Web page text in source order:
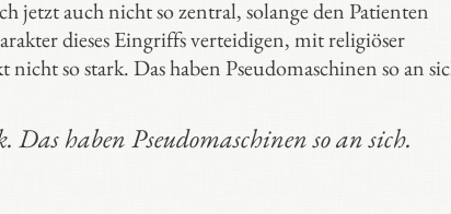
jetzt auch nicht so zentral, solange den Patienten
dieses Eingriffs verteidigen, mit religiöser
so stark. Das haben Pseudomaschinen so an
haben Pseudomaschinen so an sich.